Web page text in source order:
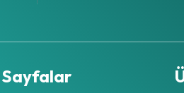
Sayfalar